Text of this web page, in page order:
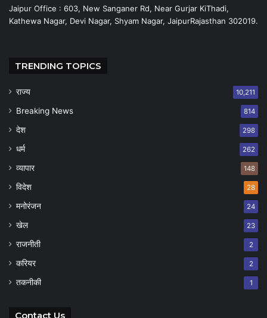
Jaipur Office : 603, New Sanganer Rd, Near Gurjar KiThadi,
Kathewa Nagar, Devi Nagar, Shyam Nagar, JaipurRajasthan 302019.
TRENDING TOPICS
राज्य 10,211
Breaking News 814
देश 298
धर्म 262
व्यापार 148
विदेश 28
मनोरंजन 24
खेल 23
राजनीती 2
करियर 2
तकनीकी 1
Contact Us